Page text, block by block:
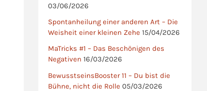
03/06/2026
Spontanheilung einer anderen Art – Die
Weisheit einer kleinen Zehe 15/04/2026
MaTricks #1 – Das Beschönigen des
Negativen 16/03/2026
BewusstseinsBooster 11 – Du bist die
Bühne, nicht die Rolle 05/03/2026